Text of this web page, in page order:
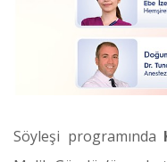
Söyleşi programında